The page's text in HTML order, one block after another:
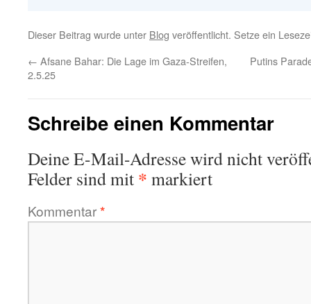
Dieser Beitrag wurde unter Blog veröffentlicht. Setze ein
← Afsane Bahar: Die Lage im Gaza-Streifen,
2.5.25
Putins
Schreibe einen Kommentar
Deine E-Mail-Adresse wird nicht
Felder sind mit * markiert
Kommentar*